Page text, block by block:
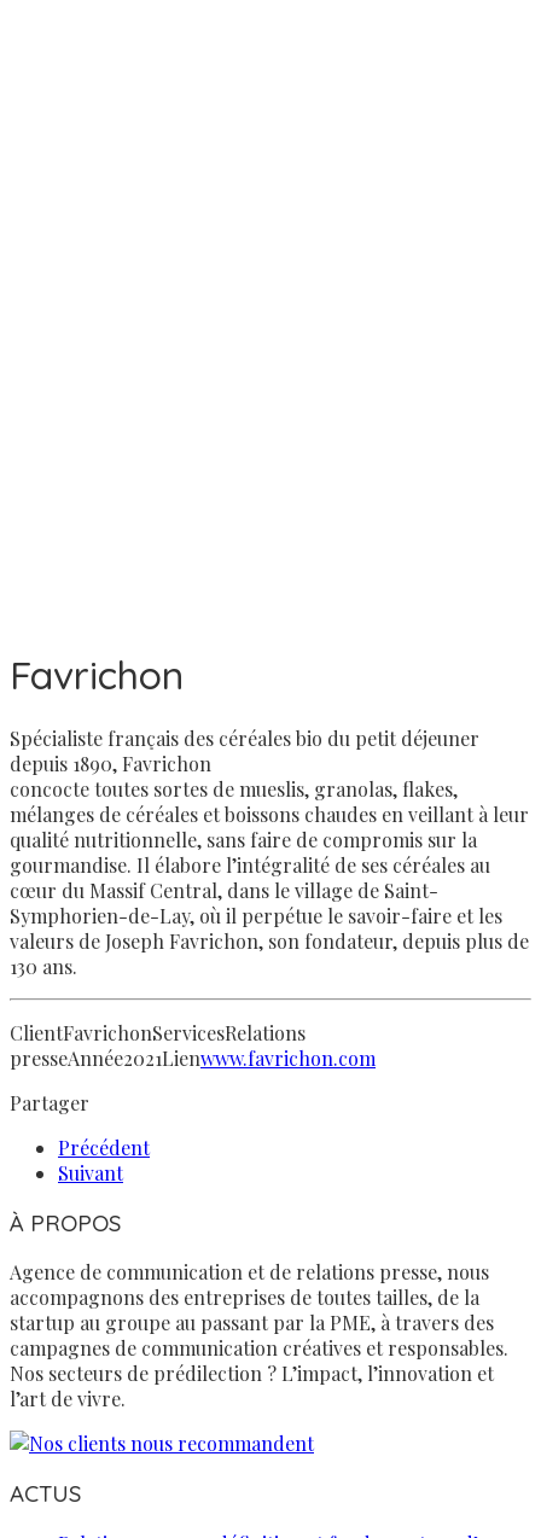
Favrichon
Spécialiste français des céréales bio du petit déjeuner
depuis 1890, Favrichon
concocte toutes sortes de mueslis, granolas, flakes,
mélanges de céréales et boissons chaudes en veillant à leur
qualité nutritionnelle, sans faire de compromis sur la
gourmandise. Il élabore l’intégralité de ses céréales au
cœur du Massif Central, dans le village de Saint-
Symphorien-de-Lay, où il perpétue le savoir-faire et les
valeurs de Joseph Favrichon, son fondateur, depuis plus de
130 ans.
ClientFavrichonServicesRelations
presseAnnée2021Lienwww.favrichon.com
Partager
Précédent
Suivant
À PROPOS
Agence de communication et de relations presse, nous
accompagnons des entreprises de toutes tailles, de la
startup au groupe au passant par la PME, à travers des
campagnes de communication créatives et responsables.
Nos secteurs de prédilection ? L’impact, l’innovation et
l’art de vivre.
ACTUS